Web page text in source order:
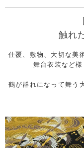
触れ
仕覆、敷物、大切な美
舞台衣装など
鶴が群れになって舞う